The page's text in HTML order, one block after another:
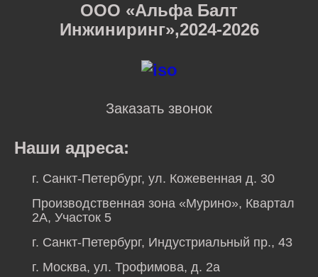
ООО «Альфа Балт
Инжиниринг»,2024-2026
Заказать звонок
Наши адреса:
г. Санкт-Петербург, ул. Кожевенная д. 30
Производственная зона «Мурино», Квартал
2А, Участок 5
г. Санкт-Петербург, Индустриальный пр., 43
г. Москва, ул. Трофимова, д. 2а